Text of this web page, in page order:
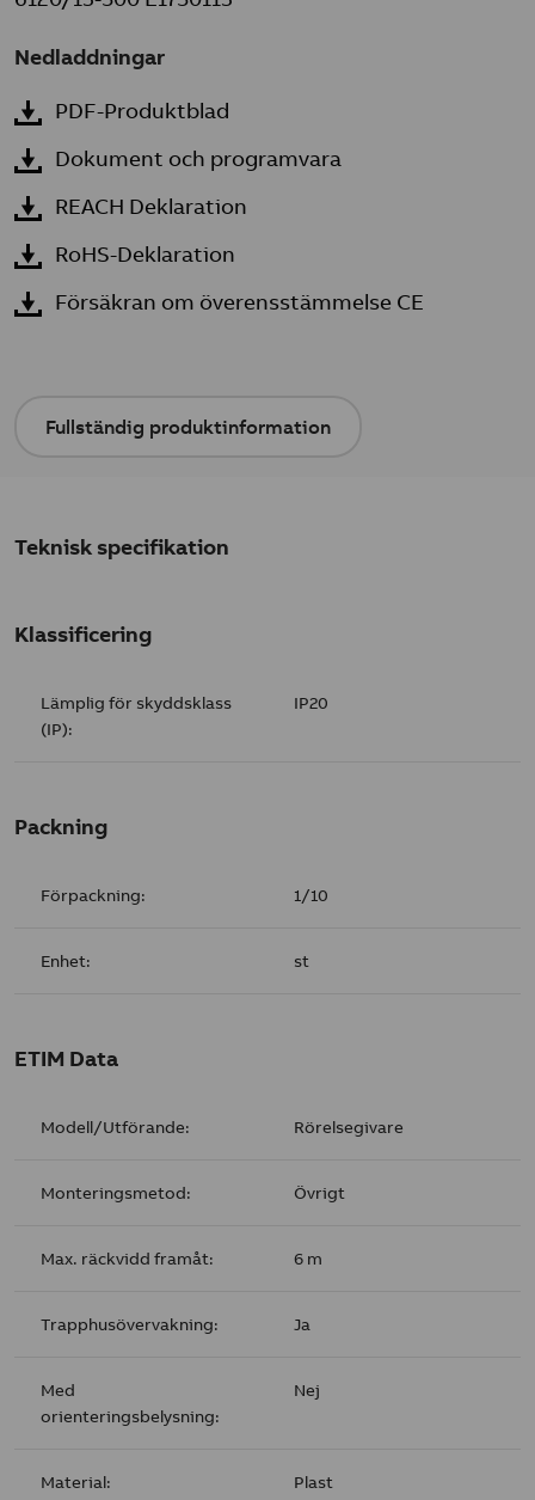
Nedladdningar
PDF-Produktblad
Dokument och programvara
REACH Deklaration
RoHS-Deklaration
Försäkran om överensstämmelse CE
Fullständig produktinformation
Teknisk specifikation
Klassificering
Lämplig för skyddsklass
(IP):
IP20
Packning
Förpackning: 1/10
Enhet: st
ETIM Data
Modell/Utförande: Rörelsegivare
Monteringsmetod: Övrigt
Max. räckvidd framåt: 6 m
Trapphusövervakning: Ja
Med
orienteringsbelysning:
Nej
Material: Plast